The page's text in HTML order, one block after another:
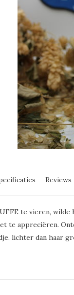
Reviews
te vieren,
te appreciëren.
lichter dan haar